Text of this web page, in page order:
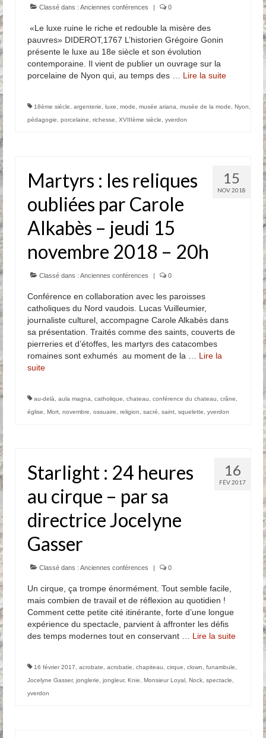
Classé dans : Anciennes conférences 0
«Le luxe ruine le riche et redouble la misère des
pauvres» DIDEROT,1767 L’historien Grégoire Gonin
présente le luxe au 18e siècle et son évolution
contemporaine. Il vient de publier un ouvrage sur la
porcelaine de Nyon qui, au temps des … Lire la suite­­
18ème siècle, argenterie, luxe, mode, musée ariana, musée de la mode, Nyon,
pédagogie, porcelaine, richesse, XVIIIème siècle, yverdon
15
NOV 2018
Martyrs : les reliques
oubliées par Carole
Alkabès – jeudi 15
novembre 2018 – 20h
Classé dans : Anciennes conférences 0
Conférence en collaboration avec les paroisses
catholiques du Nord vaudois. Lucas Vuilleumier,
journaliste culturel, accompagne Carole Alkabès dans
sa présentation. Traités comme des saints, couverts de
pierreries et d’étoffes, les martyrs des catacombes
romaines sont exhumés au moment de la … Lire la
suite­­
au-delà, aula magna, catholique, chateau, conférence du chateau, crâne,
église, Mort, novembre, ossuaire, religion, sacré, saint, squelette, yverdon
16
FÉV 2017
Starlight : 24 heures
au cirque – par sa
directrice Jocelyne
Gasser
Classé dans : Anciennes conférences 0
Un cirque, ça trompe énormément. Tout semble facile,
mais combien de travail et de réflexion au quotidien !
Comment cette petite cité itinérante, forte d’une longue
expérience du spectacle, parvient à affronter les défis
des temps modernes tout en conservant … Lire la suite­­
16 février 2017, acrobate, acrobatie, chapiteau, cirque, clown, funambule,
Jocelyne Gasser, jonglerie, jongleur, Knie, Monsieur Loyal , Nock, spectacle,
yverdon